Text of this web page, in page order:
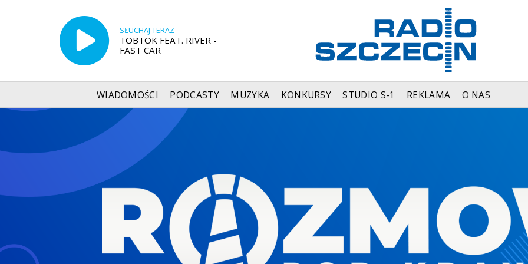
SŁUCHAJ TERAZ
TOBTOK FEAT. RIVER -
FAST CAR
WIADOMOŚCI PODCASTY MUZYKA KONKURSY STUDIO S-1 REKLAMA O NAS